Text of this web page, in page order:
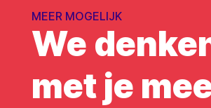
MEER MOGELIJK
We
met je